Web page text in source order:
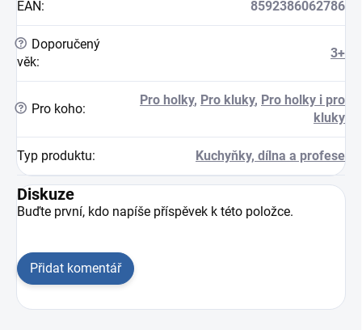
EAN: 8592386062786
?
Doporučený
věk:
3+
? Pro koho:
Pro holky, Pro kluky, Pro holky i pro
kluky
Typ produktu: Kuchyňky, dílna a profese
Diskuze
Buďte první, kdo napíše příspěvek k této položce.
Přidat komentář